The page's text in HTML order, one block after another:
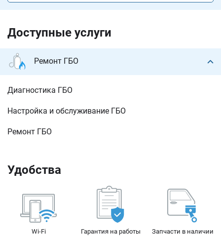
Доступные услуги
Ремонт ГБО
Диагностика ГБО
Настройка и обслуживание ГБО
Ремонт ГБО
Удобства
Wi-Fi Гарантия на работы Запчасти в наличии